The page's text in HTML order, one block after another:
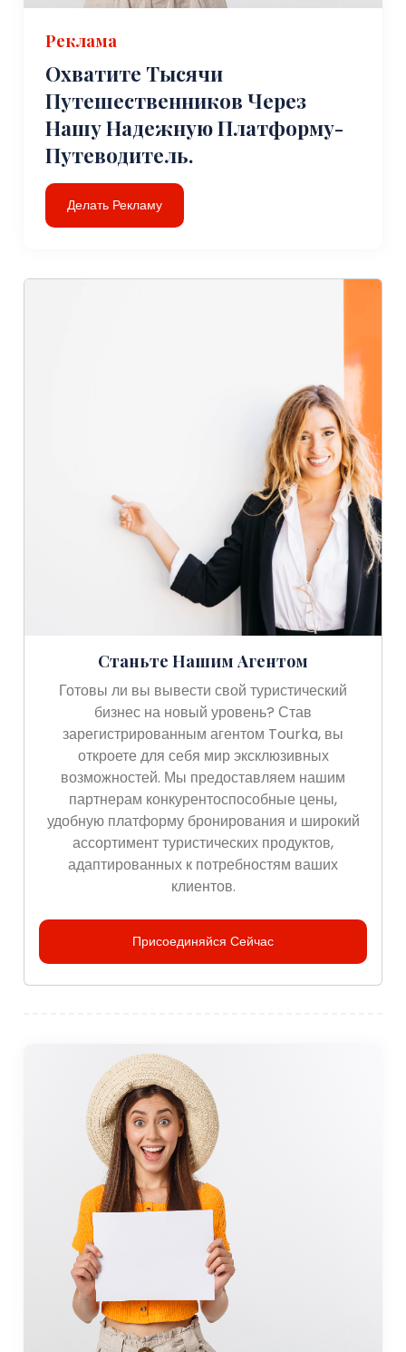
Реклама
Охватите Тысячи
Путешественников Через
Нашу Надежную Платформу-
Путеводитель.
Делать Рекламу
Станьте Нашим Агентом
Готовы ли вы вывести свой туристический
бизнес на новый уровень? Став
зарегистрированным агентом Tourka, вы
откроете для себя мир эксклюзивных
возможностей. Мы предоставляем нашим
партнерам конкурентоспособные цены,
удобную платформу бронирования и широкий
ассортимент туристических продуктов,
адаптированных к потребностям ваших
клиентов.
Присоединяйся Сейчас